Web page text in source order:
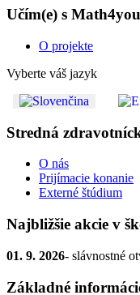
Učím(e) s Math4you
O projekte
Vyberte váš jazyk
Stredná
O nás
Prijímacie konanie
Externé štúdium
Najbližšie akcie v
01. 9. 2026- slávnostné
Základné